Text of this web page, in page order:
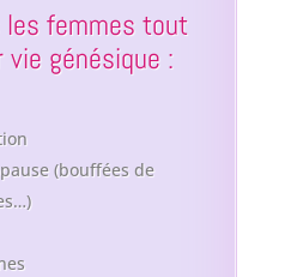
les femmes tout
vie génésique :
(bouffées de